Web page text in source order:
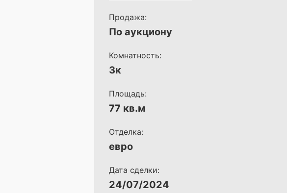
Продажа:
По аукциону
Комнатность:
3к
Площадь:
77 кв.м
Отделка:
евро
Дата сделки:
24/07/2024